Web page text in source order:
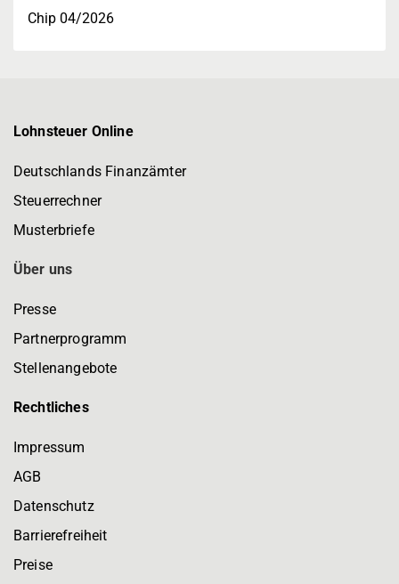
Chip 04/2026
Lohnsteuer Online
Deutschlands Finanzämter
Steuerrechner
Musterbriefe
Über uns
Presse
Partnerprogramm
Stellenangebote
Rechtliches
Impressum
AGB
Datenschutz
Barrierefreiheit
Preise